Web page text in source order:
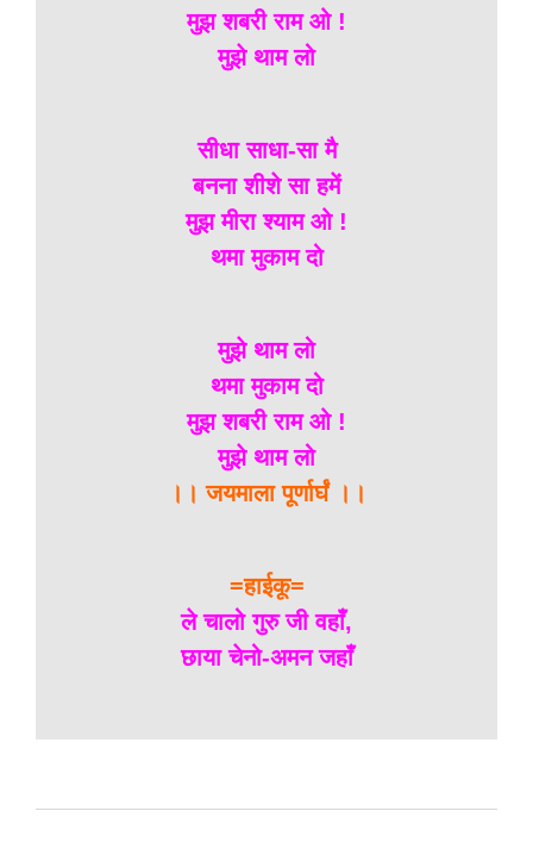
मुझ शबरी राम ओ !
मुझे थाम लो
सीधा साधा-सा मै
बनना शीशे सा हमें
मुझ मीरा श्याम ओ !
थमा मुकाम दो
मुझे थाम लो
थमा मुकाम दो
मुझ शबरी राम ओ !
मुझे थाम लो
।। जयमाला पूर्णार्घं ।।
=हाईकू=
ले चालो गुरु जी वहाँ,
छाया चेनो-अमन जहाँ